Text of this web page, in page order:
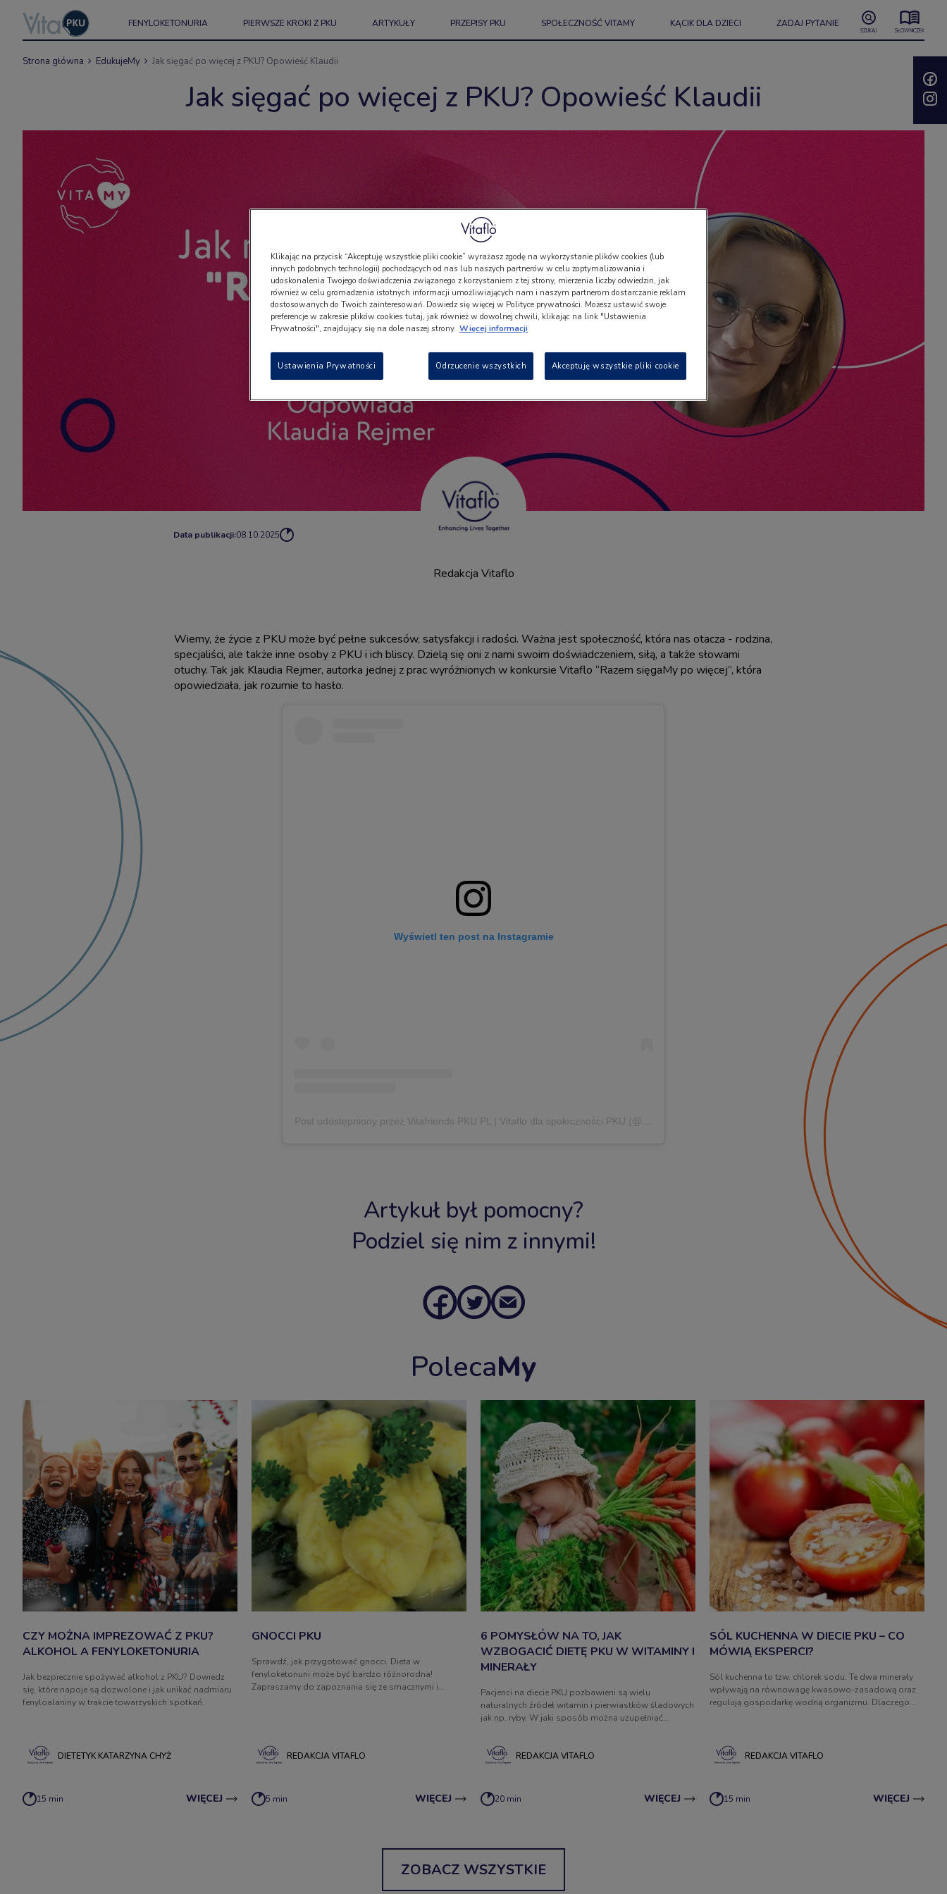
FENYLOKETONURIA PIERWSZE KROKI Z PKU ARTYKUŁY PRZEPISY PKU SPOŁECZNOŚĆ VITAMY KĄCIK DLA DZIECI ZADAJ PYTANIE
SZUKAJ SŁOWNICZEK
Strona główna EdukujeMy Jak sięgać po więcej z PKU? Opowieść Klaudii
Jak sięgać po więcej z PKU? Opowieść Klaudii
Data publikacji:08.10.2025
Redakcja Vitaflo
Wiemy, że życie z PKU może być pełne sukcesów, satysfakcji i radości. Ważna jest społeczność, która nas otacza - rodzina,
specjaliści, ale także inne osoby z PKU i ich bliscy. Dzielą się oni z nami swoim doświadczeniem, siłą, a także słowami
otuchy. Tak jak Klaudia Rejmer, autorka jednej z prac wyróżnionych w konkursie Vitaflo “Razem sięgaMy po więcej”, która
opowiedziała, jak rozumie to hasło.
Wyświetl ten post na Instagramie
Artykuł był pomocny?
Podziel się nim z innymi!
PolecaMy
CZY MOŻNA IMPREZOWAĆ Z PKU?
ALKOHOL A FENYLOKETONURIA
Jak bezpiecznie spożywać alkohol z PKU? Dowiedz
się, które napoje są dozwolone i jak unikać nadmiaru
fenyloalaniny w trakcie towarzyskich spotkań.
DIETETYK KATARZYNA CHYŻ
15 min WIĘCEJ
GNOCCI PKU
Sprawdź, jak przygotować gnocci. Dieta w
fenyloketonurii może być bardzo różnorodna!
Zapraszamy do zapoznania się ze smacznymi i
REDAKCJA VITAFLO
5 min WIĘCEJ
6 POMYSŁÓW NA TO, JAK
WZBOGACIĆ DIETĘ PKU W WITAMINY I
MINERAŁY
Pacjenci na diecie PKU pozbawieni są wielu
naturalnych źródeł witamin i pierwiastków śladowych
jak np. ryby. W jaki sposób można uzupełniać
REDAKCJA VITAFLO
20 min WIĘCEJ
SÓL KUCHENNA W DIECIE PKU – CO
MÓWIĄ EKSPERCI?
Sól kuchenna to tzw. chlorek sodu. Te dwa minerały
wpływają na równowagę kwasowo-zasadową oraz
regulują gospodarkę wodną organizmu. Dlaczego
REDAKCJA VITAFLO
15 min WIĘCEJ
ZOBACZ WSZYSTKIE
Klikając na przycisk “Akceptuję wszystkie pliki cookie” wyrażasz zgodę na wykorzystanie plików cookies (lub
innych podobnych technologii) pochodzących od nas lub naszych partnerów w celu zoptymalizowania i
udoskonalenia Twojego doświadczenia związanego z korzystaniem z tej strony, mierzenia liczby odwiedzin, jak
również w celu gromadzenia istotnych informacji umożliwiających nam i naszym partnerom dostarczanie reklam
dostosowanych do Twoich zainteresowań. Dowiedz się więcej w Polityce prywatności. Możesz ustawić swoje
preferencje w zakresie plików cookies tutaj, jak również w dowolnej chwili, klikając na link "Ustawienia
Prywatności", znajdujący się na dole naszej strony. Więcej informacji
Ustawienia Prywatności Odrzucenie wszystkich Akceptuję wszystkie pliki cookie